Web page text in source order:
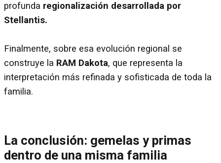
profunda regionalización desarrollada por
Stellantis.
Finalmente, sobre esa evolución regional se
construye la RAM Dakota, que representa la
interpretación más refinada y sofisticada de toda la
familia.
La conclusión: gemelas y primas
dentro de una misma familia